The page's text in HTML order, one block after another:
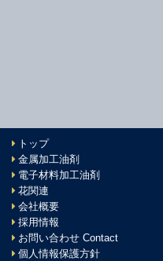
トップ
金属加工油剤
電子材料加工油剤
花関連
会社概要
採用情報
お問い合わせ Contact
個人情報保護方針